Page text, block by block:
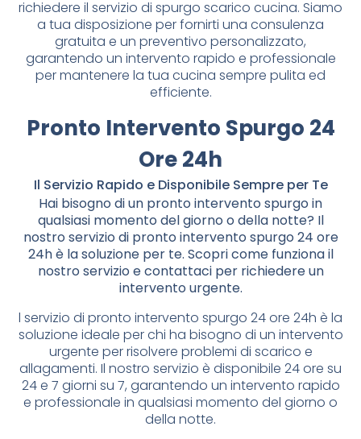
richiedere il servizio di spurgo scarico cucina. Siamo
a tua disposizione per fornirti una consulenza
gratuita e un preventivo personalizzato,
garantendo un intervento rapido e professionale
per mantenere la tua cucina sempre pulita ed
efficiente.
Pronto Intervento Spurgo 24
Ore 24h
Il Servizio Rapido e Disponibile Sempre per Te
Hai bisogno di un pronto intervento spurgo in
qualsiasi momento del giorno o della notte? Il
nostro servizio di pronto intervento spurgo 24 ore
24h è la soluzione per te. Scopri come funziona il
nostro servizio e contattaci per richiedere un
intervento urgente.
l servizio di pronto intervento spurgo 24 ore 24h è la
soluzione ideale per chi ha bisogno di un intervento
urgente per risolvere problemi di scarico e
allagamenti. Il nostro servizio è disponibile 24 ore su
24 e 7 giorni su 7, garantendo un intervento rapido
e professionale in qualsiasi momento del giorno o
della notte.